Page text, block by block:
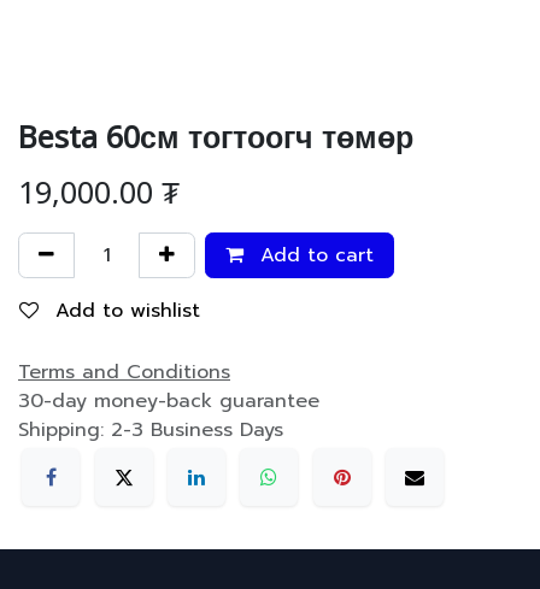
Besta 60см тогтоогч төмөр
19,000.00₮
Add to cart
Add to wishlist
Terms and Conditions
30-day money-back guarantee
Shipping: 2-3 Business Days